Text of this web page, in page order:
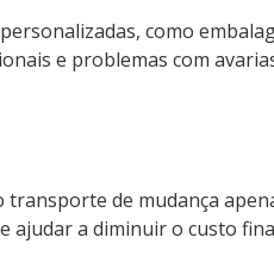
como
e problemas com
de mudança
ajudar a diminuir o custo